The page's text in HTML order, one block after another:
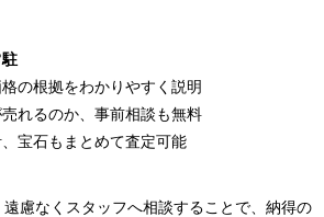
の根拠をわかりやすく説明
れるのか、事前相談も無料
宝石もまとめて査定可能
慮なくスタッフへ相談することで、納得の